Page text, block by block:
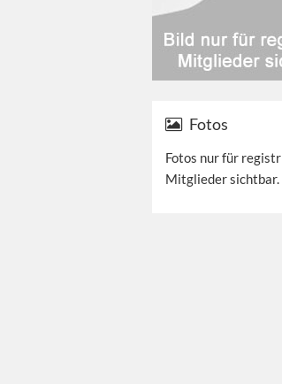
Fotos
Fotos nur für
Mitglieder sichtbar.